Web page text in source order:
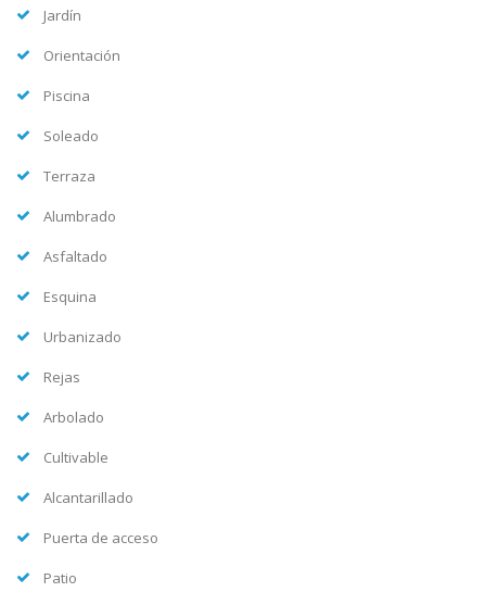
Jardín
Orientación
Piscina
Soleado
Terraza
Alumbrado
Asfaltado
Esquina
Urbanizado
Rejas
Arbolado
Cultivable
Alcantarillado
Puerta de acceso
Patio